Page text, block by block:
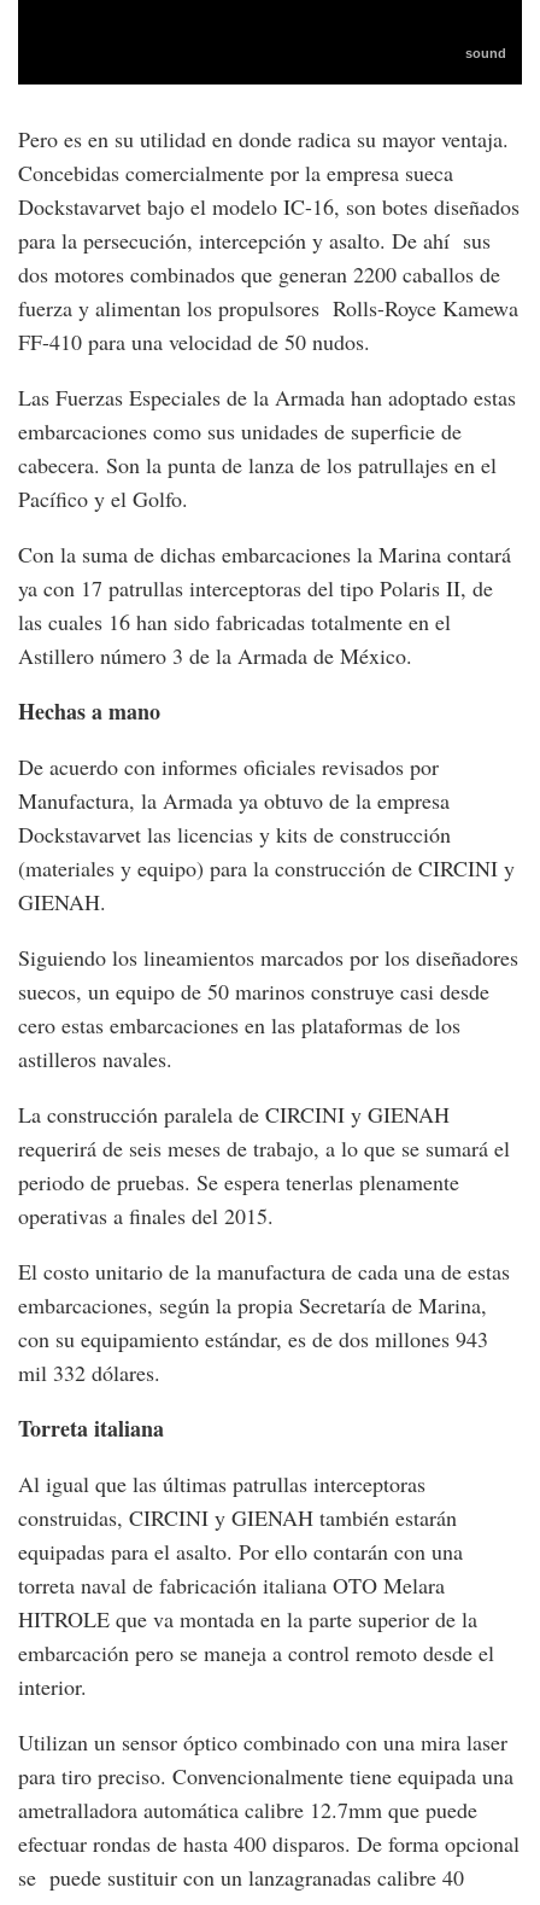
Pero es en su utilidad en donde radica su mayor ventaja.
Concebidas comercialmente por la empresa sueca
Dockstavarvet bajo el modelo IC-16, son botes diseñados
para la persecución, intercepción y asalto. De ahí sus
dos motores combinados que generan 2200 caballos de
fuerza y alimentan los propulsores Rolls-Royce Kamewa
FF-410 para una velocidad de 50 nudos.
Las Fuerzas Especiales de la Armada han adoptado estas
embarcaciones como sus unidades de superficie de
cabecera. Son la punta de lanza de los patrullajes en el
Pacífico y el Golfo.
Con la suma de dichas embarcaciones la Marina contará
ya con 17 patrullas interceptoras del tipo Polaris II, de
las cuales 16 han sido fabricadas totalmente en el
Astillero número 3 de la Armada de México.
Hechas a mano
De acuerdo con informes oficiales revisados por
Manufactura, la Armada ya obtuvo de la empresa
Dockstavarvet las licencias y kits de construcción
(materiales y equipo) para la construcción de CIRCINI y
GIENAH.
Siguiendo los lineamientos marcados por los diseñadores
suecos, un equipo de 50 marinos construye casi desde
cero estas embarcaciones en las plataformas de los
astilleros navales.
La construcción paralela de CIRCINI y GIENAH
requerirá de seis meses de trabajo, a lo que se sumará el
periodo de pruebas. Se espera tenerlas plenamente
operativas a finales del 2015.
El costo unitario de la manufactura de cada una de estas
embarcaciones, según la propia Secretaría de Marina,
con su equipamiento estándar, es de dos millones 943
mil 332 dólares.
Torreta italiana
Al igual que las últimas patrullas interceptoras
construidas, CIRCINI y GIENAH también estarán
equipadas para el asalto. Por ello contarán con una
torreta naval de fabricación italiana OTO Melara
HITROLE que va montada en la parte superior de la
embarcación pero se maneja a control remoto desde el
interior.
Utilizan un sensor óptico combinado con una mira laser
para tiro preciso. Convencionalmente tiene equipada una
ametralladora automática calibre 12.7mm que puede
efectuar rondas de hasta 400 disparos. De forma opcional
se puede sustituir con un lanzagranadas calibre 40